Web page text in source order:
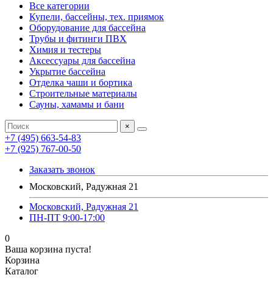
Все категории
Купели, бассейны, тех. приямок
Оборудование для бассейна
Трубы и фитинги ПВХ
Химия и тестеры
Аксессуары для бассейна
Укрытие бассейна
Отделка чаши и бортика
Строительные материалы
Сауны, хамамы и бани
×
+7 (495) 663-54-83
+7 (925) 767-00-50
Заказать звонок
Московский, Радужная 21
Московский, Радужная 21
ПН-ПТ 9:00-17:00
0
Ваша корзина пуста!
Корзина
Каталог